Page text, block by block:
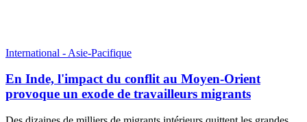
International - Asie-Pacifique
En Inde, l'impact du conflit au Moyen-Orient
provoque un exode de travailleurs migrants